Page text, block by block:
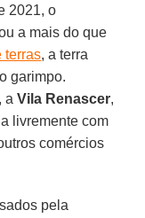
2021, o
a mais do que
terras, a terra
garimpo.
aVila Renascer,
livremente com
comércios
pela